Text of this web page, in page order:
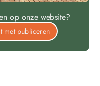
op onze website?
met publiceren